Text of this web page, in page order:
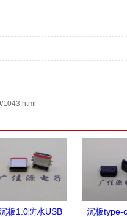
板1.0防水USB 沉板type-